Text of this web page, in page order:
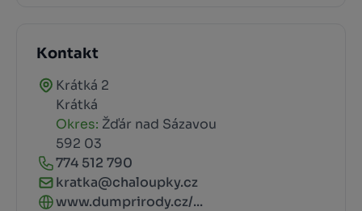
Kontakt
Krátká 2
Krátká
Okres: Žďár nad Sázavou
592 03
774 512 790
kratka@chaloupky.cz
www.dumprirody.cz/...